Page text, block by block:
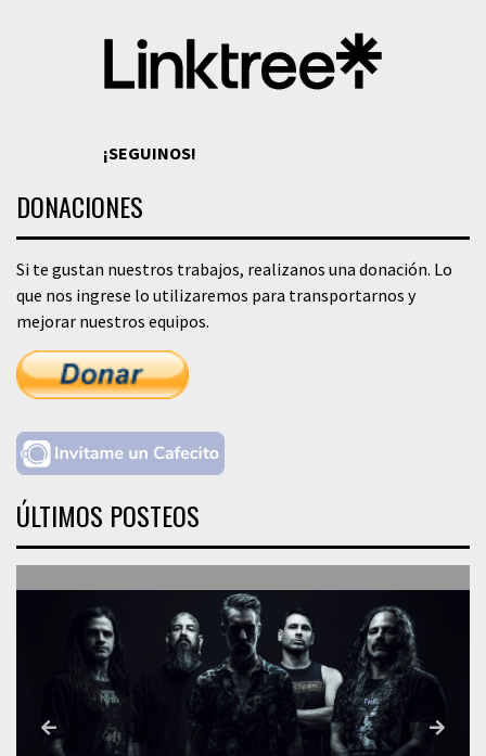
¡SEGUINOS!
DONACIONES
Si te gustan nuestros trabajos, realizanos una donación. Lo
que nos ingrese lo utilizaremos para transportarnos y
mejorar nuestros equipos.
ÚLTIMOS POSTEOS